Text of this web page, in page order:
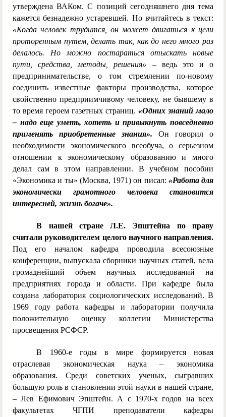
утверждена ВАКом. С позиций сегодняшнего дня тема
кажется безнадежно устаревшей. Но вчитайтесь в текст:
«Когда человек трудится, он может двигаться к цели
проторенным путем, делать так, как до него много раз
делалось. Но можно постараться отыскать новые
пути, средства, методы, решения» – ведь это и о
предпринимательстве, о том стремлении по-новому
соединить известные факторы производства, которое
свойственно предприимчивому человеку, не бывшему в
то время героем газетных страниц. «Одних знаний мало
– надо еще уметь, хотеть и привыкнуть повседневно
применять приобретенные знания». Он говорил о
необходимости экономического всеобуча, о серьезном
отношении к экономическому образованию и много
делал сам в этом направлении. В учебном пособии
«Экономика и ты» (Москва, 1971) он писал: «Работа для
экономически грамотного человека становится
интересней, жизнь богаче».
В нашей стране Л.Е. Эпштейна по праву
считали руководителем целого научного направления.
Под его началом кафедра проводила всесоюзные
конференции, выпускала сборники научных статей, вела
громаднейший объем научных исследований на
предприятиях города и области. При кафедре была
создана лаборатория социологических исследований. В
1969 году работа кафедры и лаборатории получила
положительную оценку коллегии Министерства
просвещения РСФСР.
В 1960-е годы в мире формируется новая
отраслевая экономическая наука – экономика
образования. Среди советских ученых, сыгравших
большую роль в становлении этой науки в нашей стране,
– Лев Ефимович Эпштейн. А с 1970-х годов на всех
факультетах ЧГПИ преподаватели кафедры